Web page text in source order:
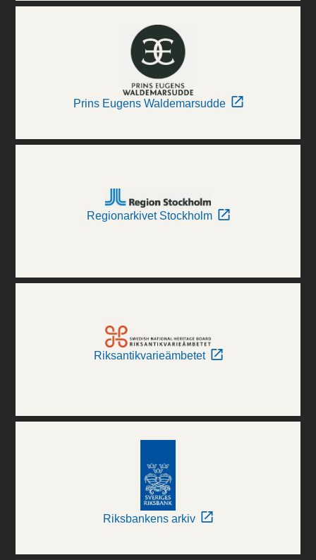
Prins Eugens Waldemarsudde
Regionarkivet Stockholm
Riksantikvarieämbetet
Riksbankens arkiv